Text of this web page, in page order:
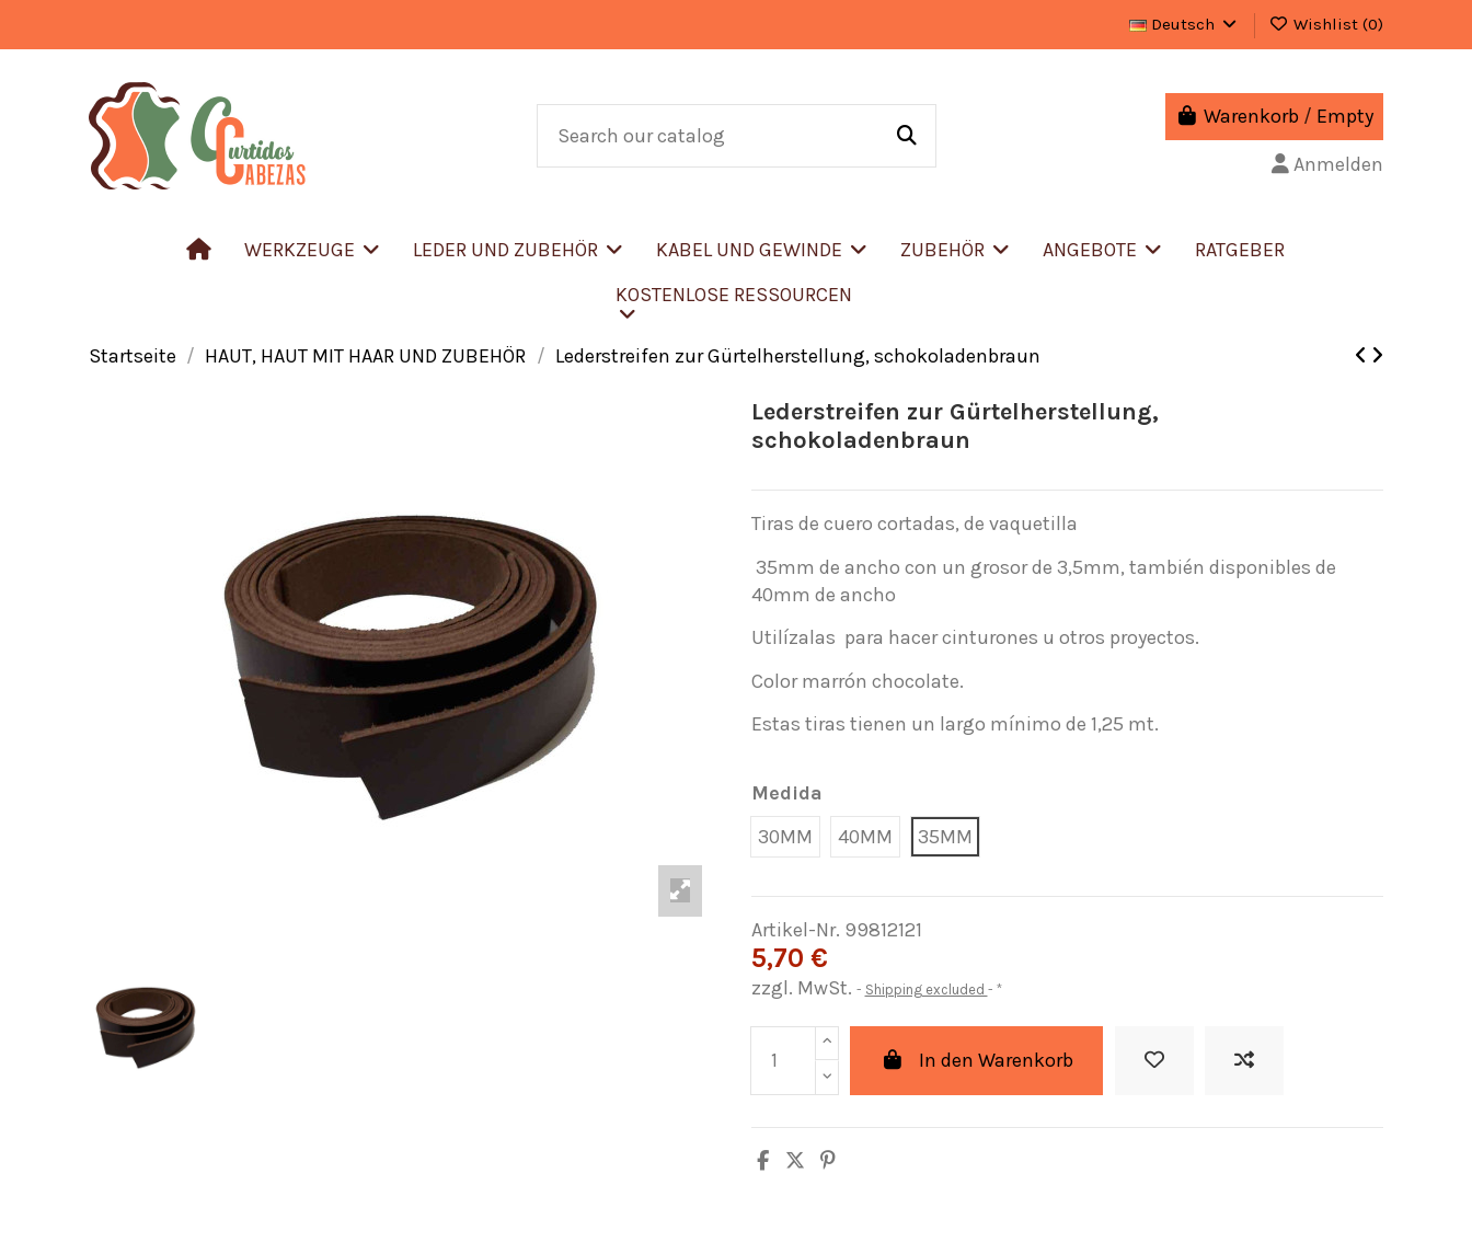
Deutsch Wishlist (0)
Warenkorb / Empty
Anmelden
WERKZEUGE LEDER UND ZUBEHÖR KABEL UND GEWINDE ZUBEHÖR ANGEBOTE
RATGEBER
KOSTENLOSE RESSOURCEN
Startseite HAUT, HAUT MIT HAAR UND ZUBEHÖR Lederstreifen zur Gürtelherstellung, schokoladenbraun
Lederstreifen zur Gürtelherstellung,
schokoladenbraun
Tiras de cuero cortadas, de vaquetilla
35mm de ancho con un grosor de 3,5mm, también disponibles de
40mm de ancho
Utilízalas para hacer cinturones u otros proyectos.
Color marrón chocolate.
Estas tiras tienen un largo mínimo de 1,25 mt.
Medida
30MM
40MM 35MM
Artikel-Nr. 99812121
5,70 €
zzgl. MwSt. Shipping excluded *
In den Warenkorb